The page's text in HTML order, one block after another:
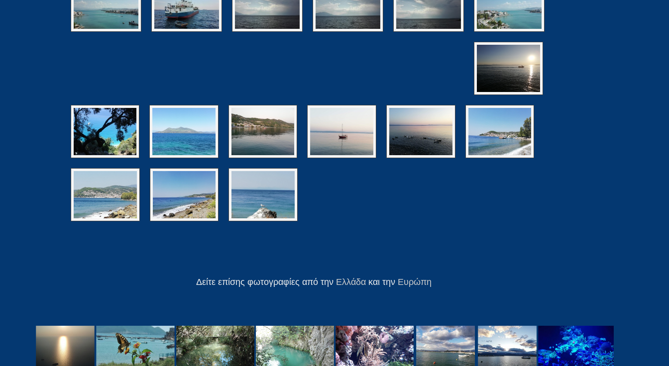
Δείτε επίσης φωτογραφίες από την Ελλάδακαι την Ευρώπη